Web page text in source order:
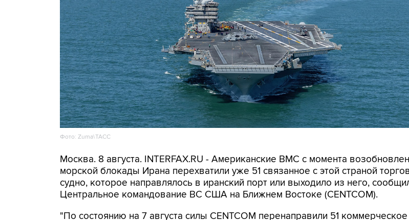
Фото: Zuma\ТАСС
Москва. 8 августа. INTERFAX.RU - Американские ВМС с момента
морской блокады Ирана перехватили уже 51 связанное с этой страной
судно, которое направлялось в иранский порт или выходило из него,
Центральное командование ВС США на Ближнем Востоке (CENTCOM).
"По состоянию на 7 августа силы CENTCOM перенаправили 51 коммерческое